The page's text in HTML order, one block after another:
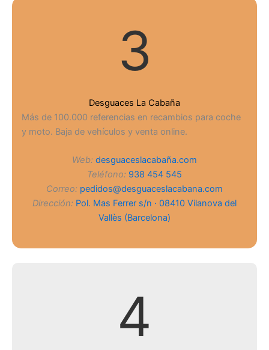
3
Desguaces La Cabaña
Más de 100.000 referencias en recambios para coche
y moto. Baja de vehículos y venta online.
Web: desguaceslacabaña.com
Teléfono: 938 454 545
Correo: pedidos@desguaceslacabana.com
Dirección: Pol. Mas Ferrer s/n · 08410 Vilanova del
Vallès (Barcelona)
4